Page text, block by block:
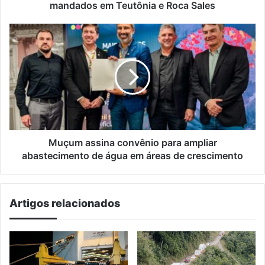
mandados em Teutônia e Roca Sales
Muçum
assina
convênio
para
ampliar
abastecimento
de
água
em
Muçum assina convênio para ampliar
abastecimento de água em áreas de crescimento
Artigos relacionados